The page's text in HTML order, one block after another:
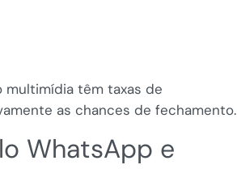
multimídia têm taxas de
as chances de fechamento.
WhatsApp e